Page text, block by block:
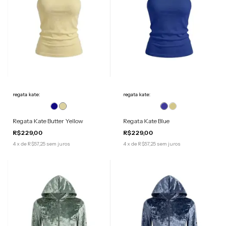
regata kate:
Regata Kate Butter Yellow
R$229,00
4x de R$57,25 sem juros
regata kate:
Regata Kate Blue
R$229,00
4x de R$57,25 sem juros